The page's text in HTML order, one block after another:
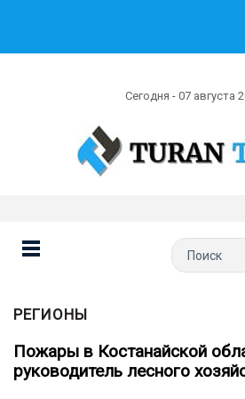
Сегодня - 07 августа
РЕГИОНЫ
Пожары в Костанайской
руководитель лесного